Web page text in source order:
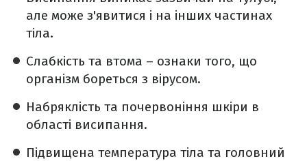
але може з'явитися і на інших частинах
тіла.
Слабкість та втома – ознаки того, що
організм бореться з вірусом.
Набряклість та почервоніння шкіри в
області висипання.
Підвищена температура тіла та головний